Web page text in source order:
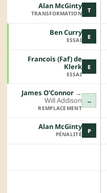
T
Alan McGinty
TRANSFORMATION
E
Ben Curry
ESSAI
E
Francois (Faf) de
Klerk
ESSAI
↔
James O'Connor →︎
Will Addison
REMPLACEMENT
P
Alan McGinty
PÉNALITÉ